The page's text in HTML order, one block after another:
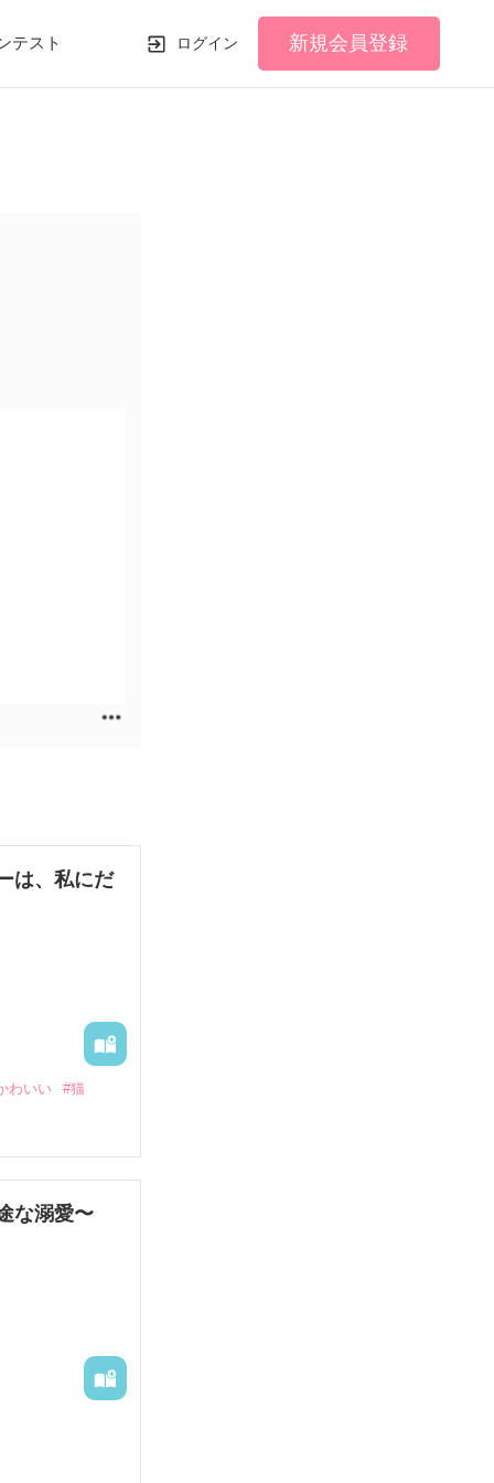
テスト ログイン 新規会員登録
は、私にだ
わいい #猫
な溺愛〜